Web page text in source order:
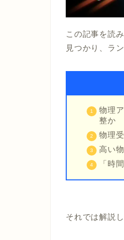
この記事を読
見つかり、ラ
物理
整か
物理
高い
「時
それでは解説